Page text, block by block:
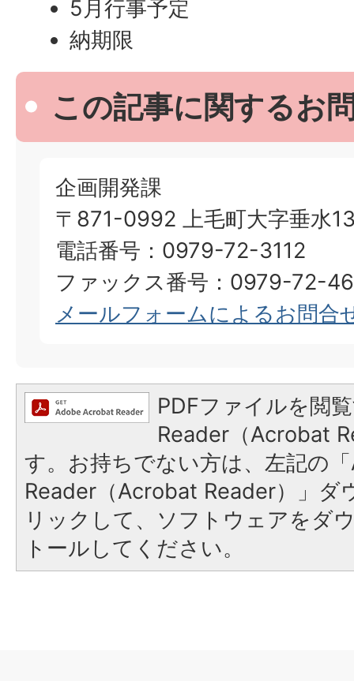
5月行事予定
納期限
この記事に関するお
企画開発課
〒871-0992 上毛町大字垂水
電話番号：0979-72-3112
ファックス番号：0979-72-
メールフォームによるお問合
PDFファイルを閲
Reader（Acrobat
す。お持ちでない方は、左記の
Reader（Acrobat Reader）」ダ
リックして、ソフトウェアをダ
トールしてください。